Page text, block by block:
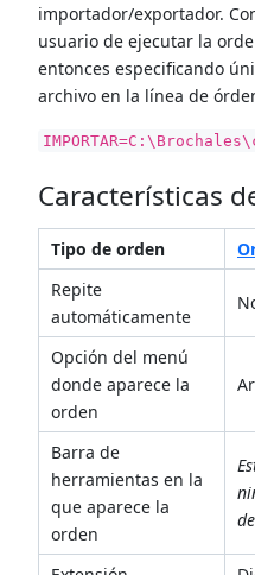
importador/exportador.
usuario de ejecutar la
entonces especificando
archivo en la línea de
Características
Tipo de orden
Repite
automáticamente
Opción del menú
donde aparece la
orden
Barra de
herramientas en la
que aparece la
orden